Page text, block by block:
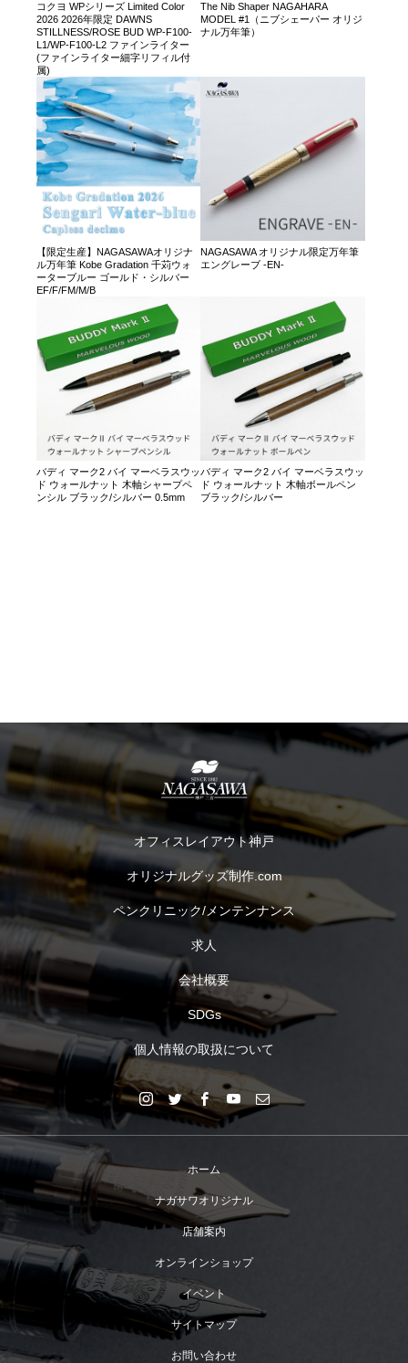
コクヨ WPシリーズ Limited Color
2026 2026年限定 DAWNS
STILLNESS/ROSE BUD WP-F100-
L1/WP-F100-L2 ファインライター
(ファインライター細字リフィル付
属)
The Nib Shaper NAGAHARA
MODEL #1（ニブシェーパー オリジ
ナル万年筆）
【限定生産】NAGASAWAオリジナ
ル万年筆 Kobe Gradation 千苅ウォ
ーターブルー ゴールド・シルバー
EF/F/FM/M/B
NAGASAWA オリジナル限定万年筆
エングレーブ -EN-
バディ マーク2 バイ マーベラスウッ
ド ウォールナット 木軸シャープペ
ンシル ブラック/シルバー 0.5mm
バディ マーク2 バイ マーベラスウッ
ド ウォールナット 木軸ボールペン
ブラック/シルバー
オフィスレイアウト神戸
オリジナルグッズ制作.com
ペンクリニック/メンテンナンス
求人
会社概要
SDGs
個人情報の取扱について
ホーム
ナガサワオリジナル
店舗案内
オンラインショップ
イベント
サイトマップ
お問い合わせ